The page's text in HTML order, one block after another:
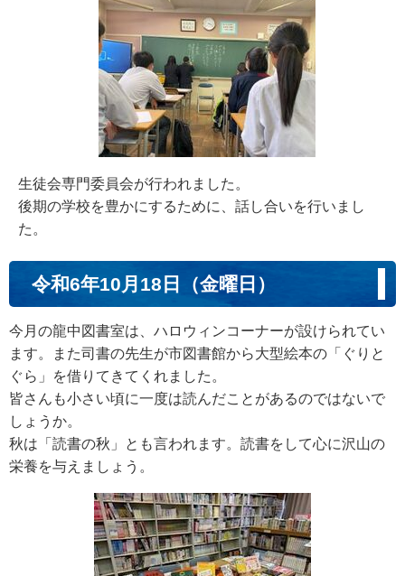
生徒会専門委員会が行われました。
後期の学校を豊かにするために、話し合いを行いまし
た。
令和6年10月18日（金曜日）
今月の龍中図書室は、ハロウィンコーナーが設けられてい
ます。また司書の先生が市図書館から大型絵本の「ぐりと
ぐら」を借りてきてくれました。
皆さんも小さい頃に一度は読んだことがあるのではないで
しょうか。
秋は「読書の秋」とも言われます。読書をして心に沢山の
栄養を与えましょう。